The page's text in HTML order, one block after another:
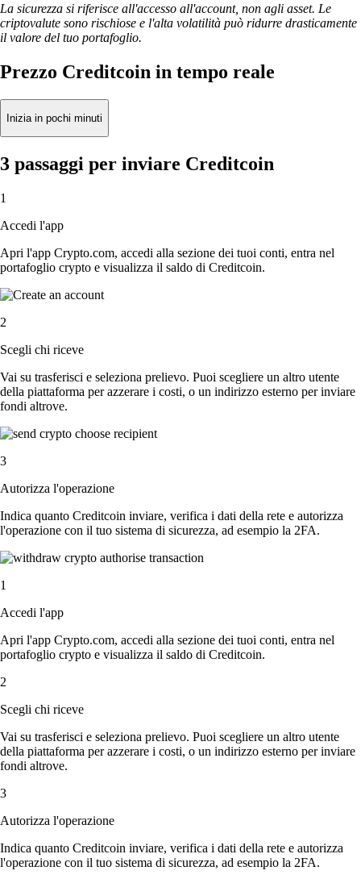
La sicurezza si riferisce all'accesso all'account, non agli asset. Le
criptovalute sono rischiose e l'alta volatilità può ridurre drasticamente
il valore del tuo portafoglio.
Prezzo Creditcoin in tempo reale
Inizia in pochi minuti
3 passaggi per inviare Creditcoin
1
Accedi l'app
Apri l'app Crypto.com, accedi alla sezione dei tuoi conti, entra nel
portafoglio crypto e visualizza il saldo di Creditcoin.
2
Scegli chi riceve
Vai su trasferisci e seleziona prelievo. Puoi scegliere un altro utente
della piattaforma per azzerare i costi, o un indirizzo esterno per inviare
fondi altrove.
3
Autorizza l'operazione
Indica quanto Creditcoin inviare, verifica i dati della rete e autorizza
l'operazione con il tuo sistema di sicurezza, ad esempio la 2FA.
1
Accedi l'app
Apri l'app Crypto.com, accedi alla sezione dei tuoi conti, entra nel
portafoglio crypto e visualizza il saldo di Creditcoin.
2
Scegli chi riceve
Vai su trasferisci e seleziona prelievo. Puoi scegliere un altro utente
della piattaforma per azzerare i costi, o un indirizzo esterno per inviare
fondi altrove.
3
Autorizza l'operazione
Indica quanto Creditcoin inviare, verifica i dati della rete e autorizza
l'operazione con il tuo sistema di sicurezza, ad esempio la 2FA.